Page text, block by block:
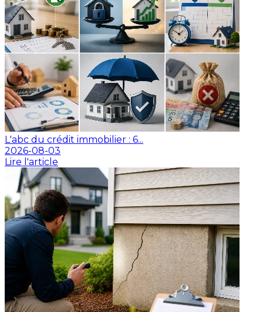
L'abc du crédit immobilier : 6...
2026-08-03
Lire l'article